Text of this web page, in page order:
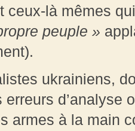
ceux-là mêmes
peuple »
ukrainiens,
d’analyse
armes à la main